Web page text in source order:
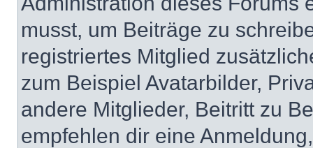
musst, um Beiträge zu
registriertes Mitglied
zum Beispiel Avatarbilder,
andere Mitglieder, Beitritt zu
empfehlen dir eine